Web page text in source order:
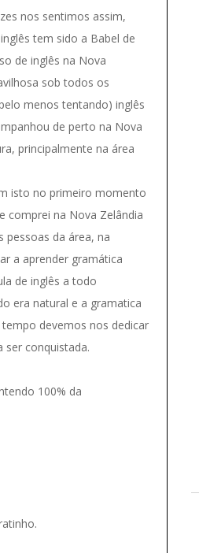
nos sentimos assim,
tem sido a Babel de
de inglês na Nova
sob todos os
menos tentando) inglês
de perto na Nova
principalmente na área
isto no primeiro momento
comprei na Nova Zelândia
pessoas da área, na
a aprender gramática
de inglês a todo
era natural e a gramatica
devemos nos dedicar
conquistada.
100% da